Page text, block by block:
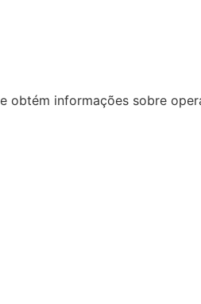
informações sobre